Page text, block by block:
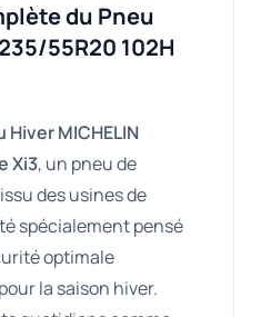
du Pneu
55R20 102H
Hiver MICHELIN
Xi3, un pneu de
des usines de
spécialement pensé
optimale
la saison hiver.